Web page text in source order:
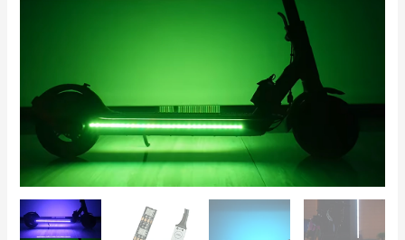
Compatible
Xiaomi,
Ninebot,
Kugoo
cantidad